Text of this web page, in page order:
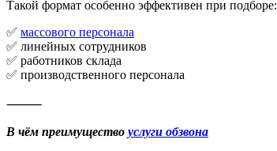
Такой формат особенно эффективен при подборе:
✅ массового персонала
✅ линейных сотрудников
✅ работников склада
✅ производственного персонала
⸻
В чём преимущество услуги обзвона